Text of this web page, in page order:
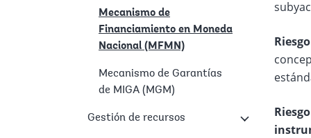
Mecanismo de
Financiamiento en Moneda
Nacional (MFMN)
Mecanismo de Garantías
de MIGA (MGM)
Gestión de recursos